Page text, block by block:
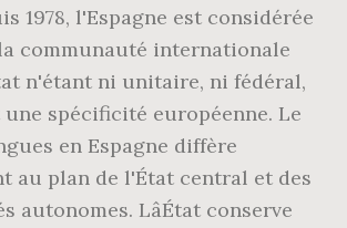
1978, l'Espagne est considérée
communauté internationale
n'étant ni unitaire, ni fédéral,
spécificité européenne. Le
en Espagne diffère
au plan de l'État central et des
autonomes. LâÉtat conserve